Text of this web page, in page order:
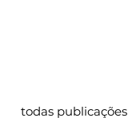
todas publicações